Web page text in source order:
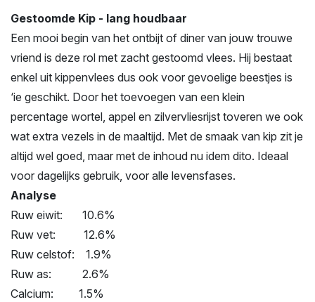
Gestoomde Kip - lang houdbaar
Een mooi begin van het ontbijt of diner van jouw trouwe
vriend is deze rol met zacht gestoomd vlees. Hij bestaat
enkel uit kippenvlees dus ook voor gevoelige beestjes is
‘ie geschikt. Door het toevoegen van een klein
percentage wortel, appel en zilvervliesrijst toveren we ook
wat extra vezels in de maaltijd. Met de smaak van kip zit je
altijd wel goed, maar met de inhoud nu idem dito. Ideaal
voor dagelijks gebruik, voor alle levensfases.
Analyse
Ruw eiwit: 10.6%
Ruw vet: 12.6%
Ruw celstof: 1.9%
Ruw as: 2.6%
Calcium: 1.5%